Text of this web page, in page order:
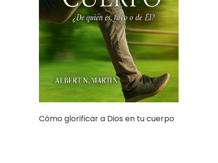
Cómo glorificar a Dios en tu cuerpo